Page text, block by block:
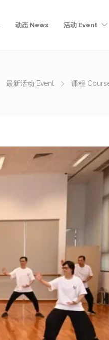
动态 News 活动 Event
最新活动 Event 课程